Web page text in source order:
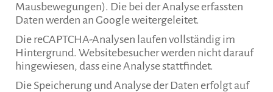
Mausbewegungen). Die bei der Analyse erfassten
Daten werden an Google weitergeleitet.
Die reCAPTCHA-Analysen laufen vollständig im
Hintergrund. Websitebesucher werden nicht darauf
hingewiesen, dass eine Analyse stattfindet.
Die Speicherung und Analyse der Daten erfolgt auf